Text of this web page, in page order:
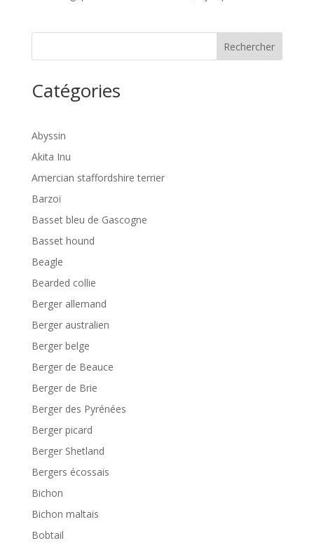
Rechercher
Catégories
Abyssin
Akita Inu
Amercian staffordshire terrier
Barzoï
Basset bleu de Gascogne
Basset hound
Beagle
Bearded collie
Berger allemand
Berger australien
Berger belge
Berger de Beauce
Berger de Brie
Berger des Pyrénées
Berger picard
Berger Shetland
Bergers écossais
Bichon
Bichon maltais
Bobtail